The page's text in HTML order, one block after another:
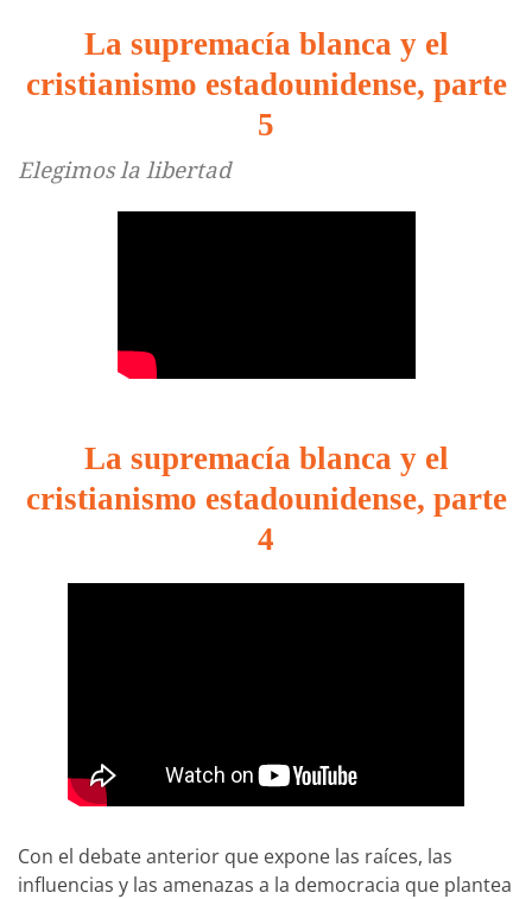
La supremacía blanca y el
cristianismo estadounidense, parte
5
Elegimos la libertad
La supremacía blanca y el
cristianismo estadounidense, parte
4
Con el debate anterior que expone las raíces, las
influencias y las amenazas a la democracia que plantea